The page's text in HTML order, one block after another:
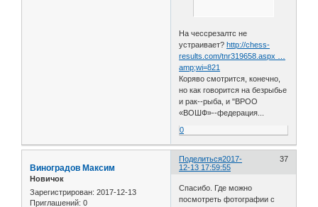
На чессрезалтс не
устраивает?http://chess-
results.com/tnr319658.aspx …
amp;wi=821
Коряво смотрится, конечно,
но как говорится на безрыбье
и рак--рыба, и "ВРОО
«ВОШФ»--федерация...
0
Поделиться 37
2017-
12-13 17:59:55
Виноградов Максим
Новичок
Зарегистрирован: 2017-12-13
Приглашений: 0
Спасибо. Где можно
посмотреть фотографии с